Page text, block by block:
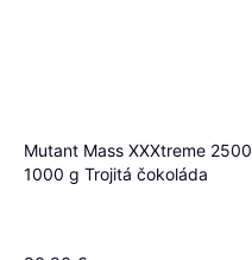
Mutant Mass XXXtreme 2500
1000 g Trojitá čokoláda